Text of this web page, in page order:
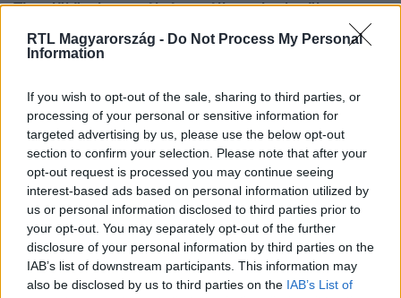
RTL Magyarország - Do Not Process My Personal
Information
If you wish to opt-out of the sale, sharing to third parties, or
processing of your personal or sensitive information for
targeted advertising by us, please use the below opt-out
section to confirm your selection. Please note that after your
opt-out request is processed you may continue seeing
interest-based ads based on personal information utilized by
us or personal information disclosed to third parties prior to
your opt-out. You may separately opt-out of the further
disclosure of your personal information by third parties on the
IAB’s list of downstream participants. This information may
also be disclosed by us to third parties on the IAB’s List of
Tiszalökön, hogy válságos állapotba került
Az RTL Híradó információi szerint a négy börtönőr
letartóztatásáról már pénteken dönthetnek.
eljárásban elkövetett bántalmazás bűntette miatt indult
nyomozás.
2:06